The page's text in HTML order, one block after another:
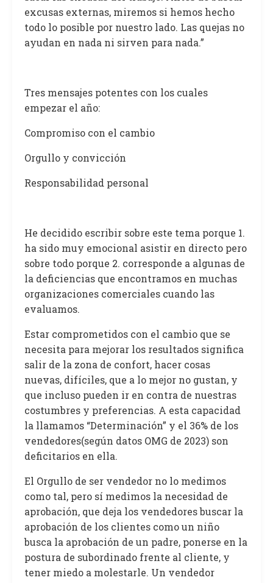
excusas externas, miremos si hemos hecho
todo lo posible por nuestro lado. Las quejas no
ayudan en nada ni sirven para nada.”
Tres mensajes potentes con los cuales
empezar el año:
Compromiso con el cambio
Orgullo y convicción
Responsabilidad personal
He decidido escribir sobre este tema porque 1.
ha sido muy emocional asistir en directo pero
sobre todo porque 2. corresponde a algunas de
la deficiencias que encontramos en muchas
organizaciones comerciales cuando las
evaluamos.
Estar comprometidos con el cambio que se
necesita para mejorar los resultados significa
salir de la zona de confort, hacer cosas
nuevas, difíciles, que a lo mejor no gustan, y
que incluso pueden ir en contra de nuestras
costumbres y preferencias. A esta capacidad
la llamamos “Determinación” y el 36% de los
vendedores(según datos OMG de 2023) son
deficitarios en ella.
El Orgullo de ser vendedor no lo medimos
como tal, pero sí medimos la necesidad de
aprobación, que deja los vendedores buscar la
aprobación de los clientes como un niño
busca la aprobación de un padre, ponerse en la
postura de subordinado frente al cliente, y
tener miedo a molestarle. Un vendedor